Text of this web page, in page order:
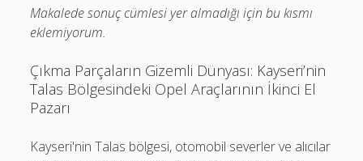
Makalede sonuç cümlesi yer almadığı için bu kısmı
eklemiyorum.
Çıkma Parçaların Gizemli Dünyası: Kayseri’nin
Talas Bölgesindeki Opel Araçlarının İkinci El
Pazarı
Kayseri'nin Talas bölgesi, otomobil severler ve alıcılar